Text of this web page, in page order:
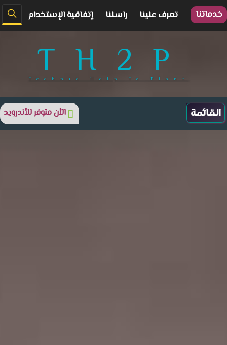
خدماتنا تعرف علينا راسلنا إتفاقية الإستخدام
TH2P
Technic Help To Plant
الأن متوفر للأندرويد